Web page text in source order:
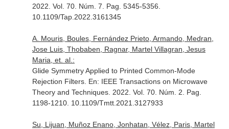
2022. Vol. 70. Núm. 7. Pag. 5345-5356.
10.1109/Tap.2022.3161345
A. Mouris, Boules, Fernández Prieto, Armando, Medran,
Jose Luis, Thobaben, Ragnar, Martel Villagran, Jesus
Maria, et. al.:
Glide Symmetry Applied to Printed Common-Mode
Rejection Filters. En: IEEE Transactions on Microwave
Theory and Techniques. 2022. Vol. 70. Núm. 2. Pag.
1198-1210. 10.1109/Tmtt.2021.3127933
Su, Lijuan, Muñoz Enano, Jonhatan, Vélez, Paris, Martel